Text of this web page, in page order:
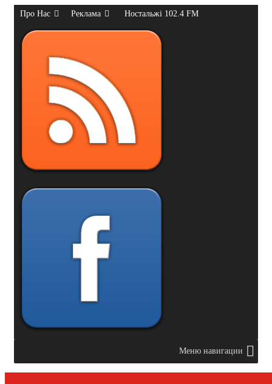
Про Нас Реклама Ностальжі 102.4 FM
Меню навигации